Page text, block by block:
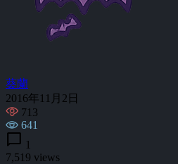
葵蘭
2016年11月2日
713
641
chat_bubble 1
7,519 views